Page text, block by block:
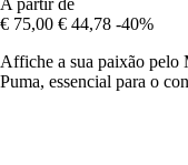
A partir de
€ 75,00 € 44,78 -40%
Affiche a sua paixão pelo
Puma, essencial para o